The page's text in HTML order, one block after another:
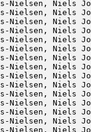
Nielsen, Niels
Fries-
Fries-
Nielsen, Niels
Nielsen, Niels
Fries-
Fries-
Nielsen,
Nielsen, Niels
Nielsen, Niels
Nielsen, Niels
Nielsen, Niels
Nielsen, Niels
Fries-
Fries-